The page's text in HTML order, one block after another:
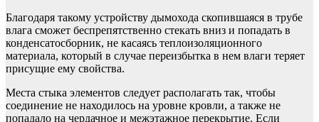
Благодаря такому устройству дымохода скопившаяся в трубе
влага сможет беспрепятственно стекать вниз и попадать в
конденсатосборник, не касаясь теплоизоляционного
материала, который в случае переизбытка в нем влаги теряет
присущие ему свойства.
Места стыка элементов следует располагать так, чтобы
соединение не находилось на уровне кровли, а также не
попадало на чердачное и межэтажное перекрытие. Если